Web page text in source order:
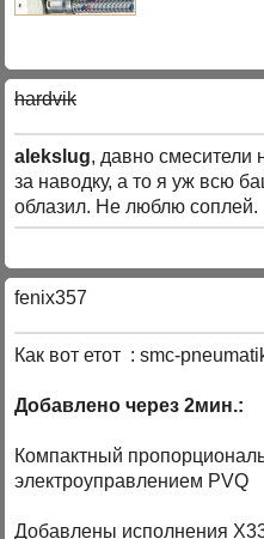
hardvik
alekslug, давно смесители
за наводку, а то я уж всю
облазил. Не люблю соплей.
fenix357
Как вот етот : smc-
Добавлено через 2мин.:
Компактный
электроуправлением PVQ
Добавлены исполнения